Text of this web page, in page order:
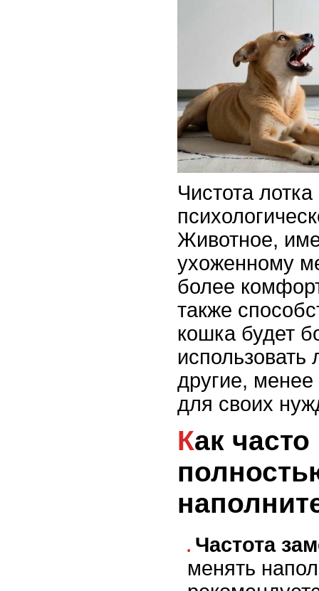
Чистота
Животное,
ухоженному
более
также
кошка будет
использовать
другие,
для своих
Как часто нужно
Частота
менять